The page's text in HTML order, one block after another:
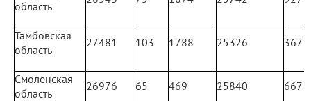
область
Тамбовская
область
27481 103 1788 25326 367
Смоленская
область
26976 65 469 25840 667